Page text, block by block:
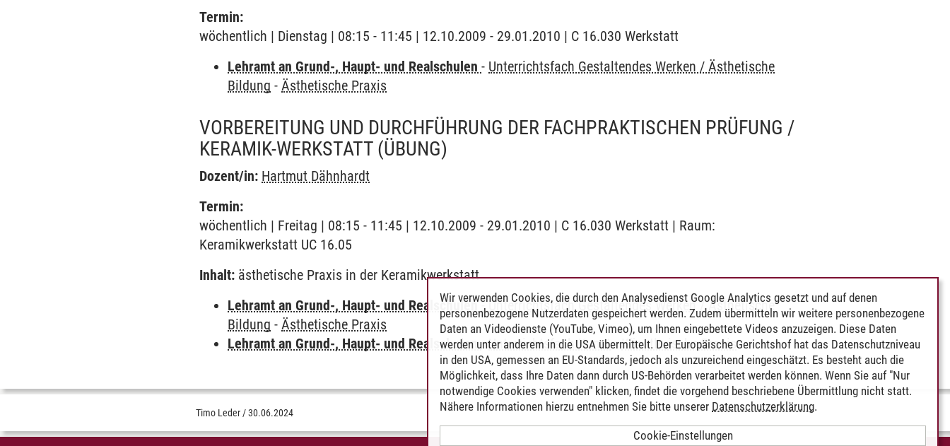
Termin:
wöchentlich | Dienstag | 08:15 - 11:45 | 12.10.2009 - 29.01.2010 | C 16.030 Werkstatt
Lehramt an Grund-, Haupt- und Realschulen- Unterrichtsfach Gestaltendes Werken / Ästhetische
Bildung -Ästhetische Praxis
VORBEREITUNG UND DURCHFÜHRUNG DER FACHPRAKTISCHEN PRÜFUNG /
KERAMIK-WERKSTATT (ÜBUNG)
Dozent/in: Hartmut Dähnhardt
Termin:
wöchentlich | Freitag | 08:15 - 11:45 | 12.10.2009 - 29.01.2010 | C 16.030 Werkstatt | Raum:
Keramikwerkstatt UC 16.05
Inhalt: ästhetische Praxis in der Keramikwerkstatt
Lehramt an Grund-, Haupt- und Realschulen-Unterrichtsfach Gestaltendes Werken / Ästhetische
Bildung -Ästhetische Praxis
Lehramt an Grund-, Haupt- und Realschulen-Unterrichtsfach Kunst-Künstlerische Praxis
Timo Leder /30.06.2024
Wir verwenden Cookies, die durch den Analysedienst Google Analytics gesetzt und auf denen
personenbezogene Nutzerdaten gespeichert werden. Zudem übermitteln wir weitere personenbezogene
Daten an Videodienste (YouTube, Vimeo), um Ihnen eingebettete Videos anzuzeigen. Diese Daten
werden unter anderem in die USA übermittelt. Der Europäische Gerichtshof hat das Datenschutzniveau
in den USA, gemessen an EU-Standards, jedoch als unzureichend eingeschätzt. Es besteht auch die
Möglichkeit, dass Ihre Daten dann durch US-Behörden verarbeitet werden können. Wenn Sie auf "Nur
notwendige Cookies verwenden" klicken, findet die vorgehend beschriebene Übermittlung nicht statt.
Nähere Informationen hierzu entnehmen Sie bitte unserer Datenschutzerklärung.
Cookie-Einstellungen